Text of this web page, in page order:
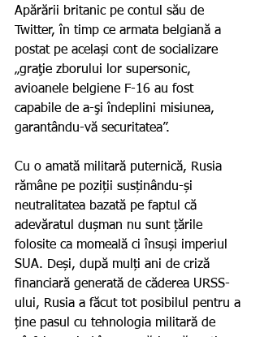
Apărării britanic pe contul său de
Twitter, în timp ce armata belgiană a
postat pe același cont de socializare
„graţie zborului lor supersonic,
avioanele belgiene F-16 au fost
capabile de a-şi îndeplini misiunea,
garantându-vă securitatea”.
Cu o amată militară puternică, Rusia
rămâne pe poziții susținându-și
neutralitatea bazată pe faptul că
adevăratul dușman nu sunt țările
folosite ca momeală ci însuși imperiul
SUA. Deși, după mulți ani de criză
financiară generată de căderea URSS-
ului, Rusia a făcut tot posibilul pentru a
ține pasul cu tehnologia militară de